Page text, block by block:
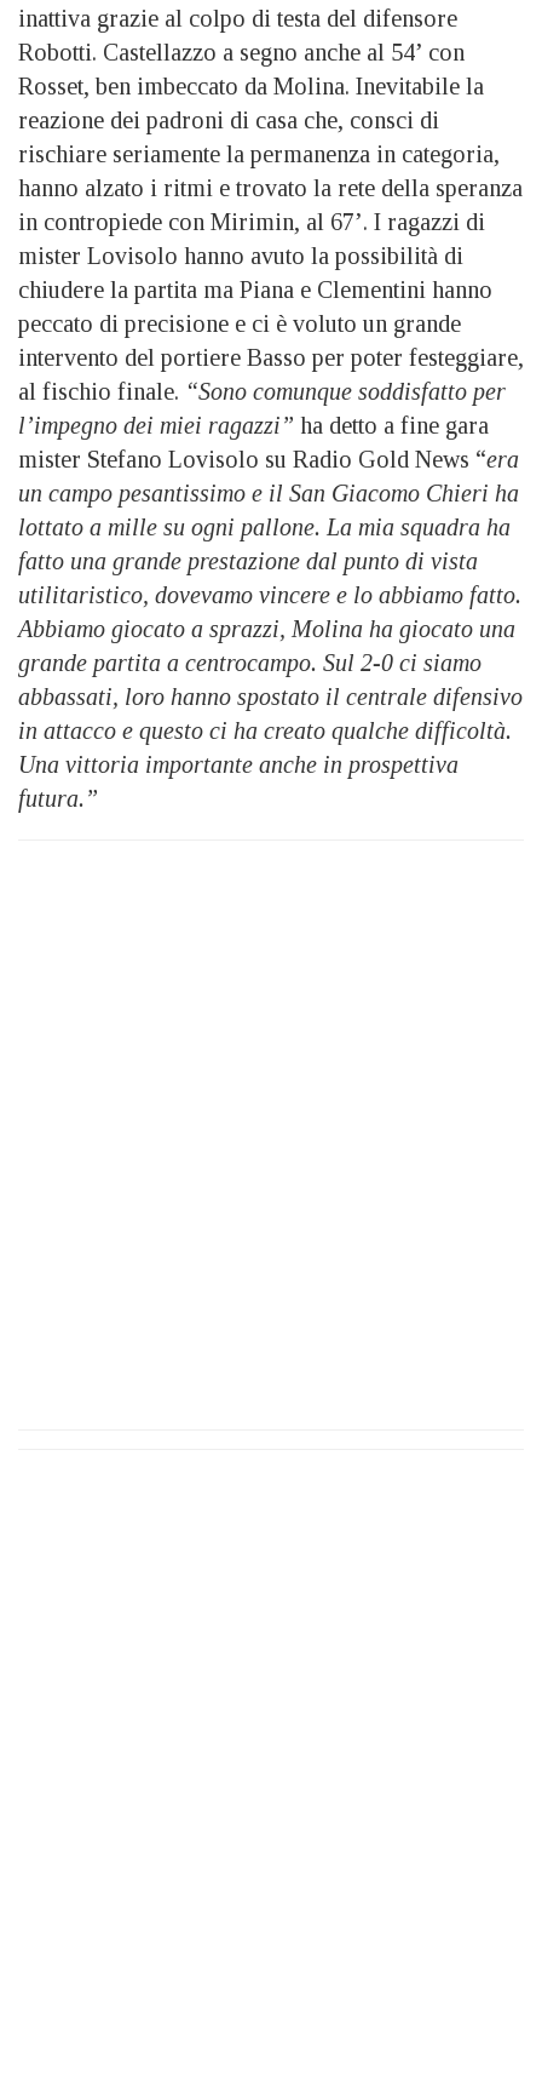
inattiva grazie al colpo di testa del difensore
Robotti. Castellazzo a segno anche al 54’ con
Rosset, ben imbeccato da Molina. Inevitabile la
reazione dei padroni di casa che, consci di
rischiare seriamente la permanenza in categoria,
hanno alzato i ritmi e trovato la rete della speranza
in contropiede con Mirimin, al 67’. I ragazzi di
mister Lovisolo hanno avuto la possibilità di
chiudere la partita ma Piana e Clementini hanno
peccato di precisione e ci è voluto un grande
intervento del portiere Basso per poter festeggiare,
al fischio finale. “Sono comunque soddisfatto per
l’impegno dei miei ragazzi” ha detto a fine gara
mister Stefano Lovisolo su Radio Gold News “era
un campo pesantissimo e il San Giacomo Chieri ha
lottato a mille su ogni pallone. La mia squadra ha
fatto una grande prestazione dal punto di vista
utilitaristico, dovevamo vincere e lo abbiamo fatto.
Abbiamo giocato a sprazzi, Molina ha giocato una
grande partita a centrocampo. Sul 2-0 ci siamo
abbassati, loro hanno spostato il centrale difensivo
in attacco e questo ci ha creato qualche difficoltà.
Una vittoria importante anche in prospettiva
futura.”